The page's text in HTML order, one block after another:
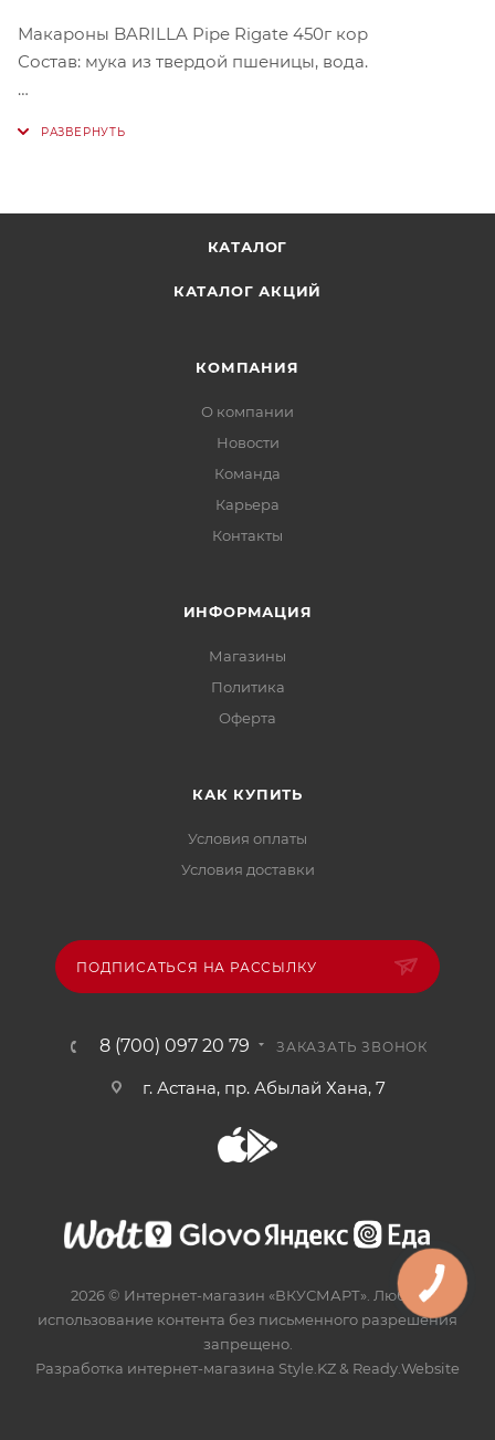
Макароны BARILLA Pipe Rigate 450г кор
Состав: мука из твердой пшеницы, вода.
КАТАЛОГ
КАТАЛОГ АКЦИЙ
КОМПАНИЯ
О компании
Новости
Команда
Карьера
Контакты
ИНФОРМАЦИЯ
Магазины
Политика
Офертa
КАК КУПИТЬ
Условия оплаты
Условия доставки
ПОДПИСАТЬСЯ НА РАССЫЛКУ
8 (700) 097 20 79 ЗАКАЗАТЬ ЗВОНОК
г. Астана, пр. Абылай Хана, 7
2026 © Интернет-магазин «ВКУСМАРТ». Любое
использование контента без письменного разрешения
запрещено.
Разработка интернет-магазина Style.KZ& Ready.Website